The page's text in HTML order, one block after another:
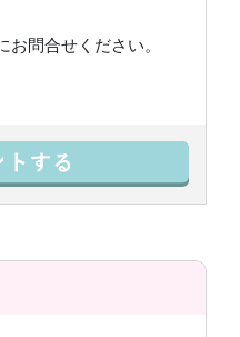
問合せください。